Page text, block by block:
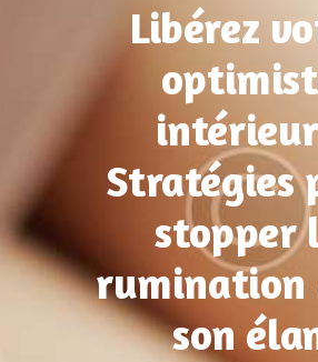
Libérez
Stratégies
stopper
rumination
son
PRENEZ UN RDV